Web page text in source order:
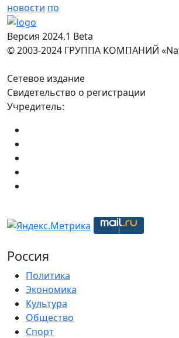
новости по
Версия 2024.1 Beta
© 2003-2024 ГРУППА КОМПАНИЙ
Сетевое издание
Свидетельство о регистрации
Учредитель:
Россия
Политика
Экономика
Культура
Общество
Спорт